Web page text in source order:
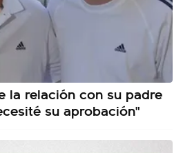
la relación con su padre
su aprobación"